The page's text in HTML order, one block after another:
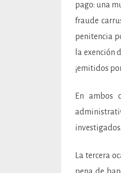
pago: una
fraude
penitencia
la exención
¡emitidos
En ambos
investigados.
La tercera